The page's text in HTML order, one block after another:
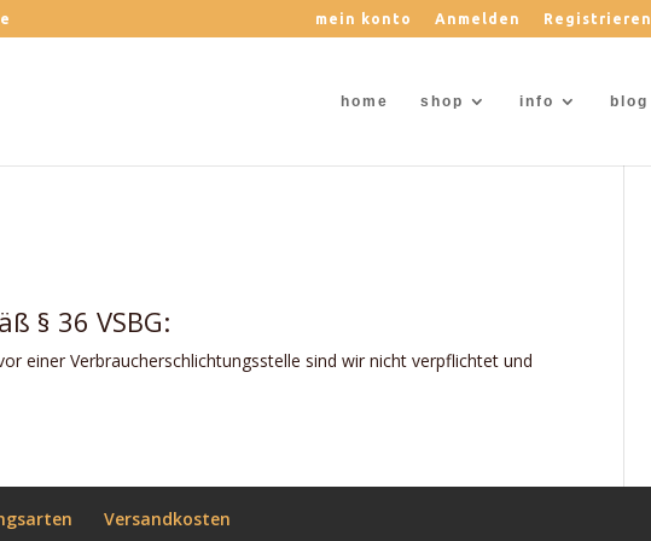
mein konto Anmelden Registrieren
home shop info blog
§ 36 VSBG:
einer Verbraucherschlichtungsstelle sind wir nicht verpflichtet und
Versandkosten